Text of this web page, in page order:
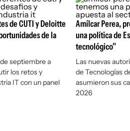
de CUTI y Deloitte
de la
septiembre a
los retos y
IT con un panel
Amílcar Perea,
una política de
tecnológico"
Las nuevas
de Tecnologías
asumieron sus
2026